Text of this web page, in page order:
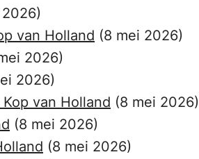
van Holland (8 mei 2026)
2026)
2026)
van Holland (8 mei 2026)
(8 mei 2026)
(8 mei 2026)